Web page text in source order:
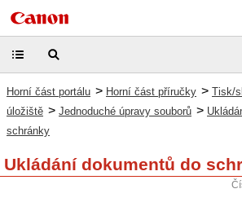
Horní část portálu > Horní část příručky > Tisk/
úložiště > Jednoduché úpravy souborů >
schránky
Ukládání dokumentů do